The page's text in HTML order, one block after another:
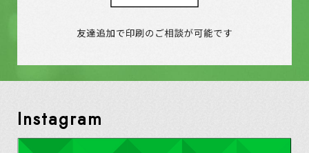
Instagram